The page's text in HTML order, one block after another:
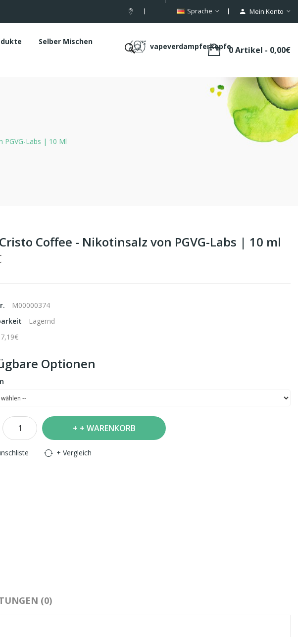
Sprache Mein Konto
Selber Mischen
vapeverdampferkopfe0 Artikel - 0,00€
PGVG-Labs | 10 Ml
Coffee - Nikotinsalz von PGVG-Labs | 10 ml
M00000374
Lagernd
7,19€
Optionen
+ WARENKORB
+ Vergleich
(0)